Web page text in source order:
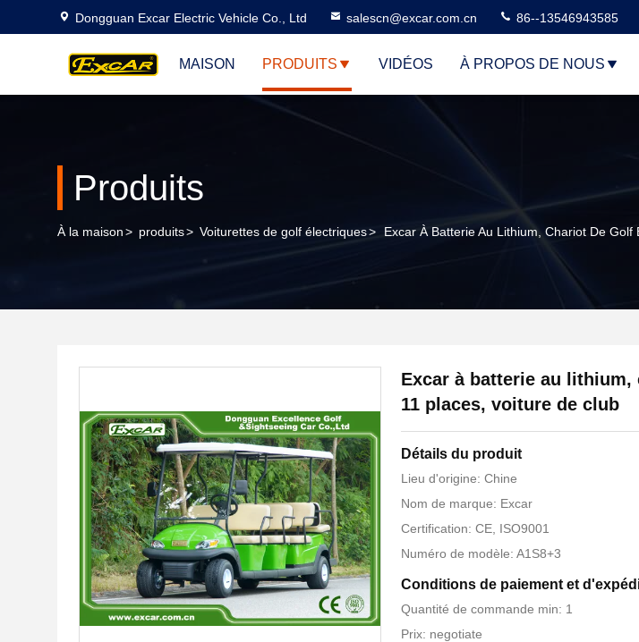
Dongguan Excar Electric Vehicle Co., Ltd salescn@excar.com.cn 86--13546943585
MAISON PRODUITS VIDÉOS À PROPOS DE NOUS
Produits
À la maison> produits> Voiturettes de golf électriques> Excar À Batterie Au Lithium, Chariot De
Excar à batterie au
11 places, voiture de club
Détails du produit
Lieu d'origine: Chine
Nom de marque: Excar
Certification: CE, ISO9001
Numéro de modèle: A1S8+3
Conditions de paiement et
Quantité de commande min: 1
Prix: negotiate